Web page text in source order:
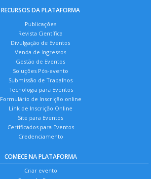
RECURSOS DA PLATAFORMA
Publicações
Revista Científica
Divulgação de Eventos
Venda de Ingressos
Gestão de Eventos
Soluções Pós-evento
Submissão de Trabalhos
Tecnologia para Eventos
Formulário de Inscrição online
Link de Inscrição Online
Site para Eventos
Certificados para Eventos
Credenciamento
COMECE NA PLATAFORMA
Criar evento